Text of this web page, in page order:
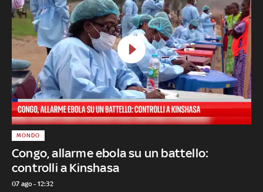
Congo, allarme ebola su un battello:
controlli a Kinshasa
MONDO
07 ago - 12:32